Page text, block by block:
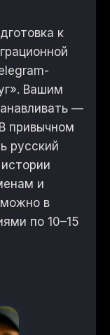
к
Вашим
—
привычном
русский
и
в
по 10–15